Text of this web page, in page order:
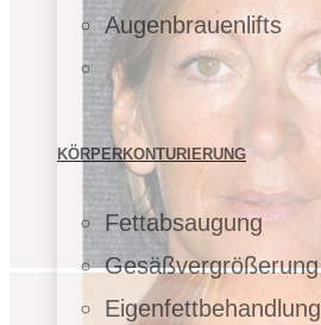
Augenbrauenlifts
KÖRPERKONTURIERUNG
Fettabsaugung
Gesäßvergrößerung
Eigenfettbehandlung